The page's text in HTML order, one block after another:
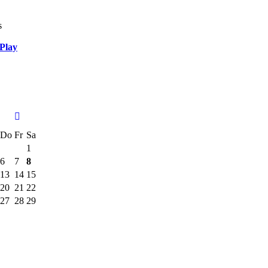
Do Fr Sa
1
6
7
8
13 14 15
20 21 22
27 28 29